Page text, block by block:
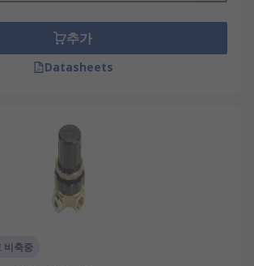
추가
Datasheets
비축중